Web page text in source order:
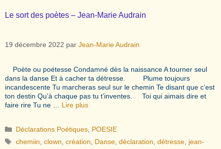
Le sort des poètes – Jean-Marie Audrain
19 décembre 2022 par Jean-Marie Audrain
Poète ou poétesse Condamné dès la naissance A tourner seul
dans la danse Et à cacher ta détresse. Plume toujours
incandescente Tu marcheras seul sur le chemin Te disant que c’est
ton destin Qu’à chaque pas tu t’inventes. Toi qui aimais dire et
faire rire Tu ne … Lire plus
Catégories
Déclarations Poétiques POESIE
Étiquettes
chemiin ,clown ,création Danse ,déclaration ,détresse jean-